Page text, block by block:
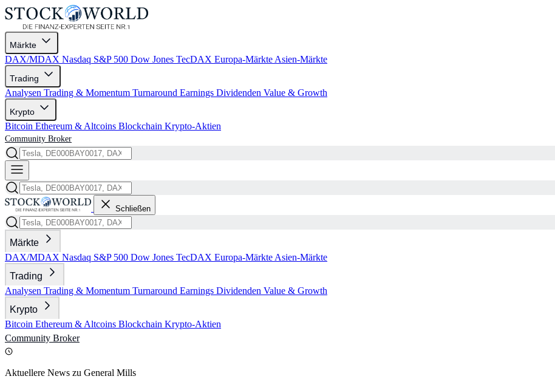
Märkte
DAX/MDAX Nasdaq S&P 500 Dow Jones TecDAX Europa-Märkte Asien-Märkte
Trading
Analysen Trading & Momentum Turnaround Earnings Dividenden Value & Growth
Krypto
Bitcoin Ethereum & Altcoins Blockchain Krypto-Aktien
Community Broker
Schließen
Märkte
DAX/MDAX Nasdaq S&P 500 Dow Jones TecDAX Europa-Märkte Asien-Märkte
Trading
Analysen Trading & Momentum Turnaround Earnings Dividenden Value & Growth
Krypto
Bitcoin Ethereum & Altcoins Blockchain Krypto-Aktien
Community Broker
Aktuellere News zu General Mills